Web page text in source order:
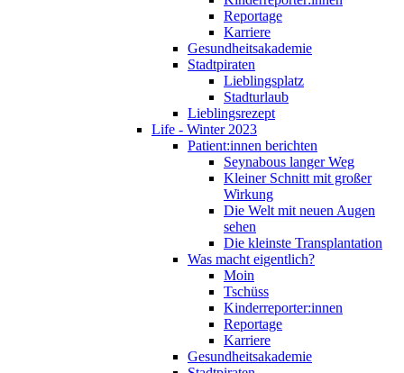
Reportage
Karriere
Gesundheitsakademie
Stadtpiraten
Lieblingsplatz
Stadturlaub
Lieblingsrezept
Life - Winter 2023
Patient:innen berichten
Seynabous langer Weg
Kleiner Schnitt mit großer
Wirkung
Die Welt mit neuen Augen
sehen
Die kleinste Transplantation
Was macht eigentlich?
Moin
Tschüss
Kinderreporter:innen
Reportage
Karriere
Gesundheitsakademie